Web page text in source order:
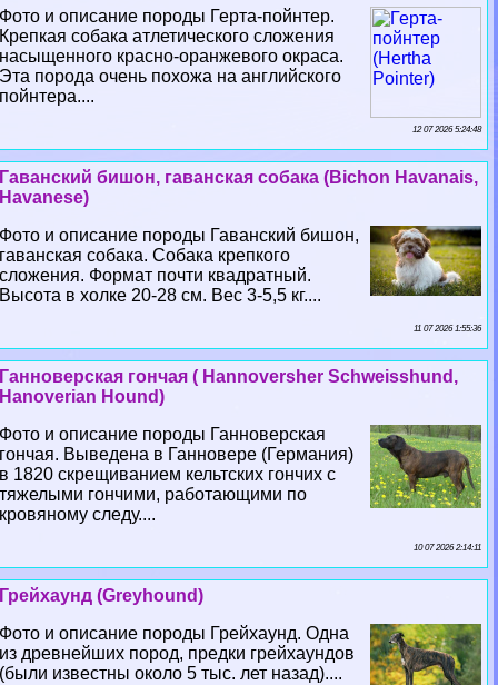
Фото и описание породы Герта-пойнтер.
Крепкая собака атлетического сложения
насыщенного красно-оранжевого окраса.
Эта порода очень похожа на английского
пойнтера....
12 07 2026 5:24:48
Гаванский бишон, гаванская собака (Bichon Havanais,
Havanese)
Фото и описание породы Гаванский бишон,
гаванская собака. Собака крепкого
сложения. Формат почти квадратный.
Высота в холке 20-28 см. Вес 3-5,5 кг....
11 07 2026 1:55:36
Ганноверская гончая ( Hannoversher Schweisshund,
Hanoverian Hound)
Фото и описание породы Ганноверская
гончая. Выведена в Ганновере (Германия)
в 1820 скрещиванием кельтских гончих с
тяжелыми гончими, работающими по
кровяному следу....
10 07 2026 2:14:11
Грейхаунд (Greyhound)
Фото и описание породы Грейхаунд. Одна
из древнейших пород, предки грейхаундов
(были известны около 5 тыс. лет назад)....